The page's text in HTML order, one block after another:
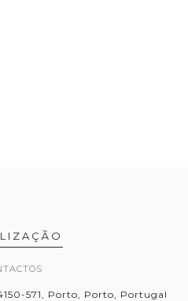
571, Porto, Porto, Portugal